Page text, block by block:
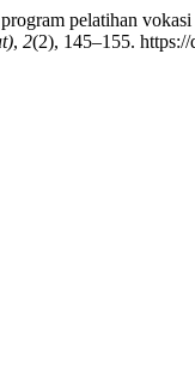
pelatihan
, 2(2), 145–155.